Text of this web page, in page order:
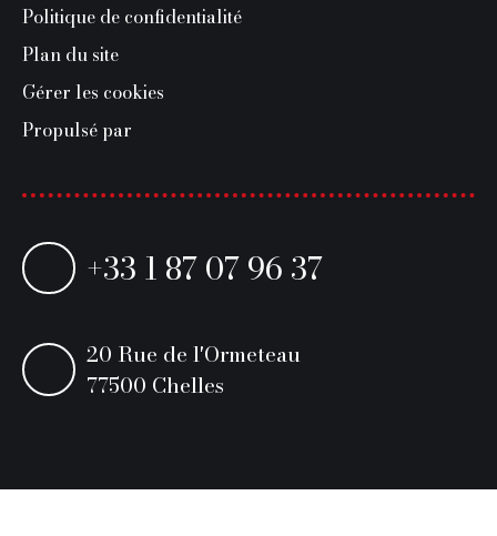
Politique de confidentialité
Plan du site
Gérer les cookies
Propulsé par
+33 1 87 07 96 37
20 Rue de l'Ormeteau
77500 Chelles